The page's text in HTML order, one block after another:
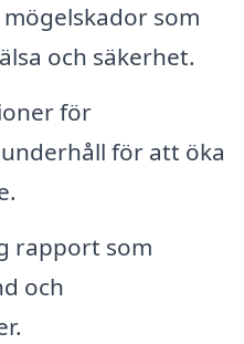
som
och säkerhet.
för
för att öka
rapport som
och